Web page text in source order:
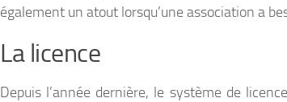
également un atout lorsqu’une association a
La licence
Depuis l’année dernière, le système de